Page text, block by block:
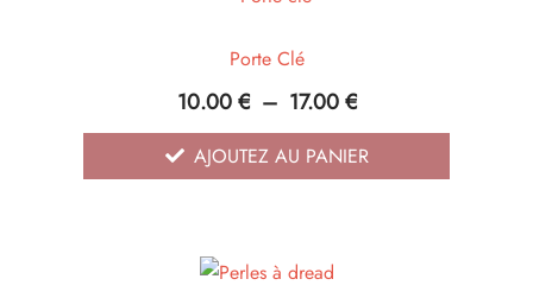
Porte Clé
10.00€ – 17.00€
AJOUTEZ AU PANIER